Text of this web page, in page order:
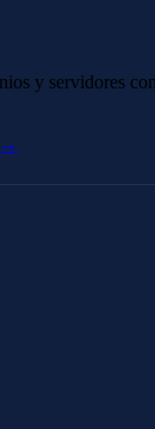
y servidores
→